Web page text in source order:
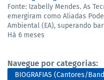
Fonte: Izabelly Mendes. As
emergiram como Aliadas
Ambiental (EA), superando
Há 6 meses
Navegue por categorias:
BIOGRAFIAS (Cantores/